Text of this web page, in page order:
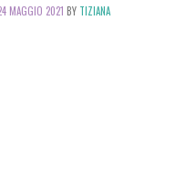
MAGGIO 2021 BY TIZIANA